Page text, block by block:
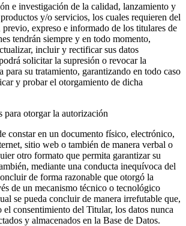
e investigación de la calidad, lanzamiento y
y/o servicios, los cuales requieren del
expreso e informado de los titulares de
tendrán siempre y en todo momento,
incluir y rectificar sus datos
solicitar la supresión o revocar la
para su tratamiento, garantizando en todo caso
y probar el otorgamiento de dicha
para otorgar la autorización
constar en un documento físico, electrónico,
sitio web o también de manera verbal o
otro formato que permita garantizar su
mediante una conducta inequívoca del
de forma razonable que otorgó la
de un mecanismo técnico o tecnológico
se pueda concluir de manera irrefutable que,
el consentimiento del Titular, los datos nunca
y almacenados en la Base de Datos.